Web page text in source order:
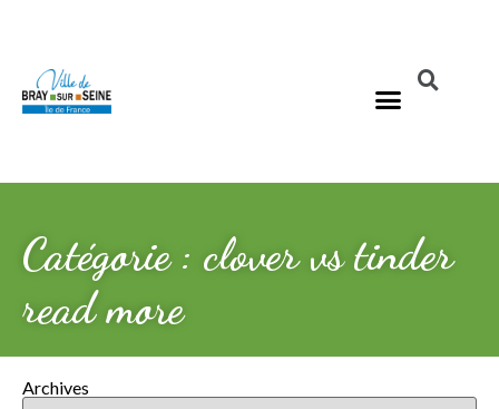
Catégorie : clover vs tinder
read more
Archives